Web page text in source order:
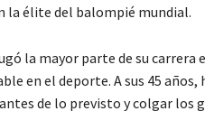
la élite del balompié mundial.
la mayor parte de su carrera
en el deporte. A sus 45
de lo previsto y colgar los